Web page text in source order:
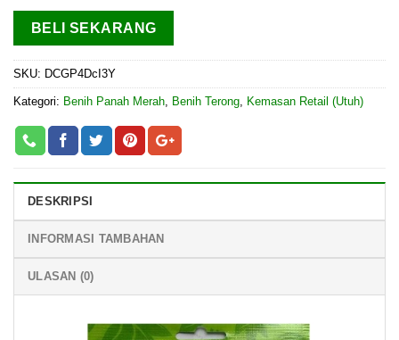
BELI SEKARANG
SKU: DCGP4DcI3Y
Kategori: Benih Panah Merah Benih Terong Kemasan Retail (Utuh)
DESKRIPSI
INFORMASI TAMBAHAN
ULASAN (0)